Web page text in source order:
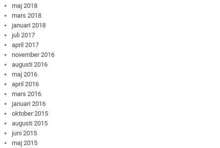
maj 2018
mars 2018
januari 2018
juli 2017
april 2017
november 2016
augusti 2016
maj 2016
april 2016
mars 2016
januari 2016
oktober 2015
augusti 2015
juni 2015
maj 2015